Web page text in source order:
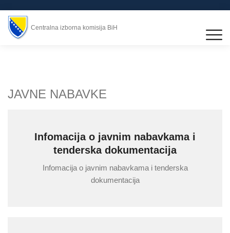
Centralna izborna komisija BiH
JAVNE NABAVKE
Infomacija o javnim nabavkama i
tenderska dokumentacija
Infomacija o javnim nabavkama i tenderska
dokumentacija